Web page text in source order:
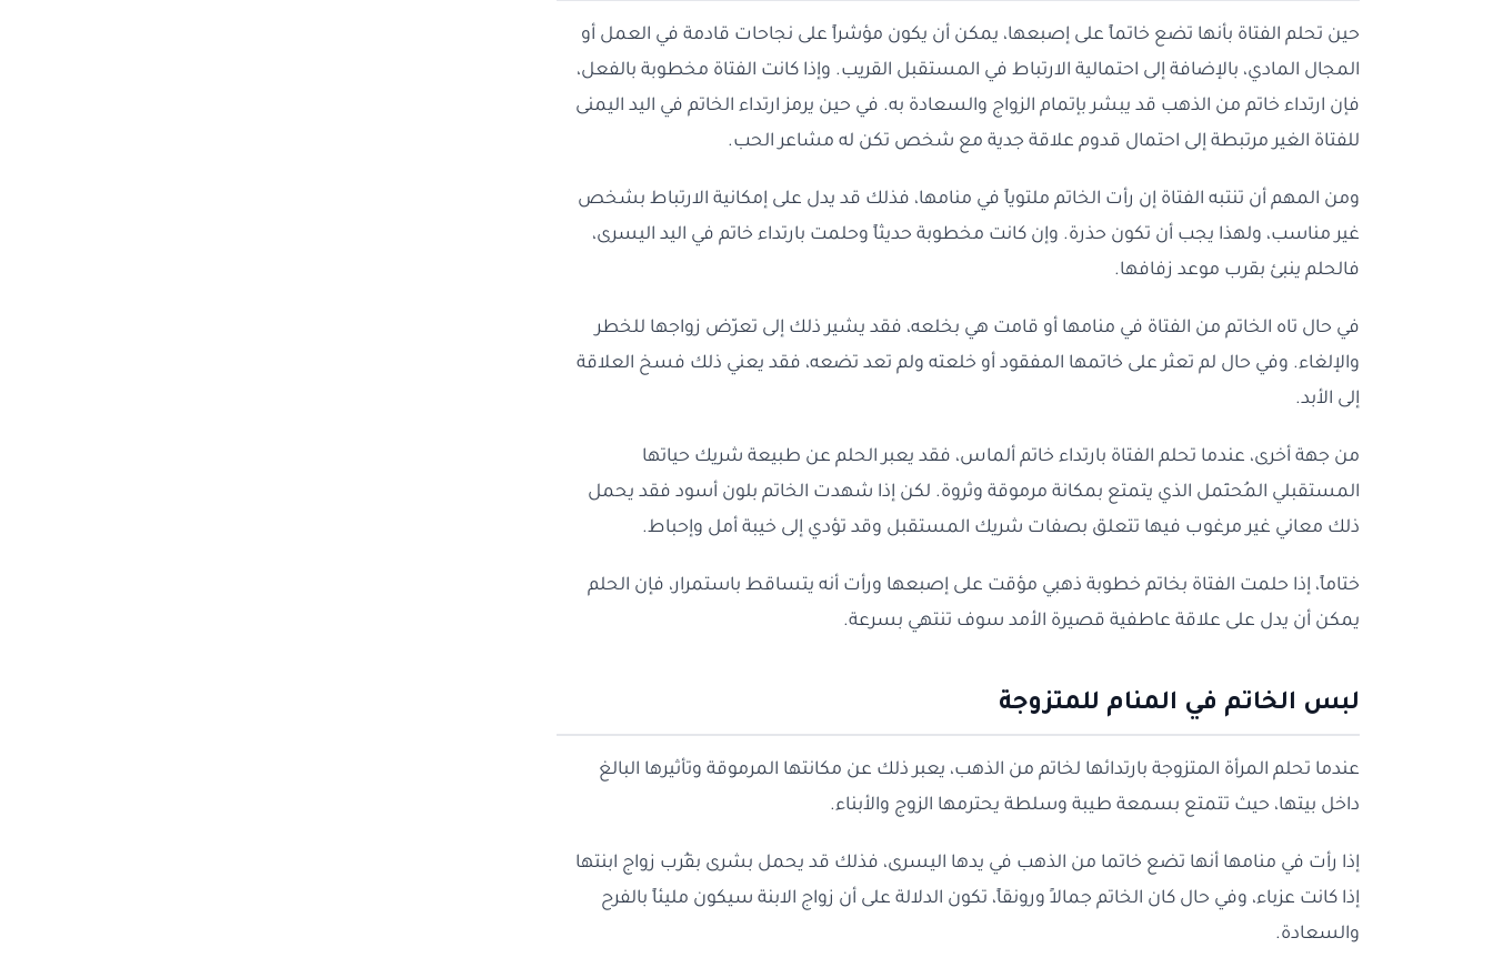
حين تحلم الفتاة بأنها تضع خاتماً على إصبعها، يمكن أن يكون مؤشراً على نجاحات قادمة في العمل أو
المجال المادي، بالإضافة إلى احتمالية الارتباط في المستقبل القريب. وإذا كانت الفتاة مخطوبة بالفعل،
فإن ارتداء خاتم من الذهب قد يبشر بإتمام الزواج والسعادة به. في حين يرمز ارتداء الخاتم في اليد اليمنى
للفتاة الغير مرتبطة إلى احتمال قدوم علاقة جدية مع شخص تكن له مشاعر الحب.
ومن المهم أن تنتبه الفتاة إن رأت الخاتم ملتوياً في منامها، فذلك قد يدل على إمكانية الارتباط بشخص
غير مناسب، ولهذا يجب أن تكون حذرة. وإن كانت مخطوبة حديثاً وحلمت بارتداء خاتم في اليد اليسرى،
فالحلم ينبئ بقرب موعد زفافها.
في حال تاه الخاتم من الفتاة في منامها أو قامت هي بخلعه، فقد يشير ذلك إلى تعرّض زواجها للخطر
والإلغاء. وفي حال لم تعثر على خاتمها المفقود أو خلعته ولم تعد تضعه، فقد يعني ذلك فسخ العلاقة
إلى الأبد.
من جهة أخرى، عندما تحلم الفتاة بارتداء خاتم ألماس، فقد يعبر الحلم عن طبيعة شريك حياتها
المستقبلي المُحتَمل الذي يتمتع بمكانة مرموقة وثروة. لكن إذا شهدت الخاتم بلون أسود فقد يحمل
ذلك معاني غير مرغوب فيها تتعلق بصفات شريك المستقبل وقد تؤدي إلى خيبة أمل وإحباط.
ختاماً، إذا حلمت الفتاة بخاتم خطوبة ذهبي مؤقت على إصبعها ورأت أنه يتساقط باستمرار، فإن الحلم
يمكن أن يدل على علاقة عاطفية قصيرة الأمد سوف تنتهي بسرعة.
لبس الخاتم في المنام للمتزوجة
عندما تحلم المرأة المتزوجة بارتدائها لخاتم من الذهب، يعبر ذلك عن مكانتها المرموقة وتأثيرها البالغ
داخل بيتها، حيث تتمتع بسمعة طيبة وسلطة يحترمها الزوج والأبناء.
إذا رأت في منامها أنها تضع خاتما من الذهب في يدها اليسرى، فذلك قد يحمل بشرى بقُرب زواج ابنتها
إذا كانت عزباء، وفي حال كان الخاتم جمالاً ورونقاً، تكون الدلالة على أن زواج الابنة سيكون مليئاً بالفرح
والسعادة.